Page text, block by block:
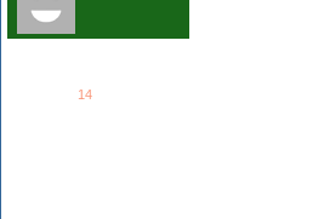
14members...